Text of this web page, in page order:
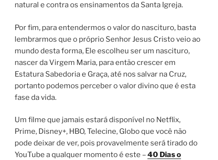
natural e contra os ensinamentos da Santa Igreja.
Por fim, para entendermos o valor do nascituro, basta
lembrarmos que o próprio Senhor Jesus Cristo veio ao
mundo desta forma, Ele escolheu ser um nascituro,
nascer da Virgem Maria, para então crescer em
Estatura Sabedoria e Graça, até nos salvar na Cruz,
portanto podemos perceber o valor divino que é esta
fase da vida.
Um filme que jamais estará disponível no Netflix,
Prime, Disney+, HBO, Telecine, Globo que você não
pode deixar de ver, pois provavelmente será tirado do
YouTube a qualquer momento é este –40 Dias o